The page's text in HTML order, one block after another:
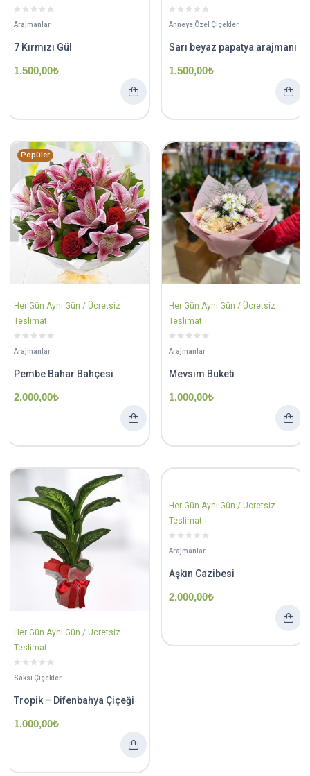
Arajmanlar
7 Kırmızı Gül
1.500,00₺
Anneye Özel Çiçekler
Sarı beyaz papatya arajmanı
1.500,00₺
Popüler
Her Gün Aynı Gün / Ücretsiz
Teslimat
Arajmanlar
Pembe Bahar Bahçesi
2.000,00₺
Her Gün Aynı Gün / Ücretsiz
Teslimat
Arajmanlar
Mevsim Buketi
1.000,00₺
Her Gün Aynı Gün / Ücretsiz
Teslimat
Saksı Çiçekler
Tropik – Difenbahya Çiçeği
1.000,00₺
Her Gün Aynı Gün / Ücretsiz
Teslimat
Arajmanlar
Aşkın Cazibesi
2.000,00₺